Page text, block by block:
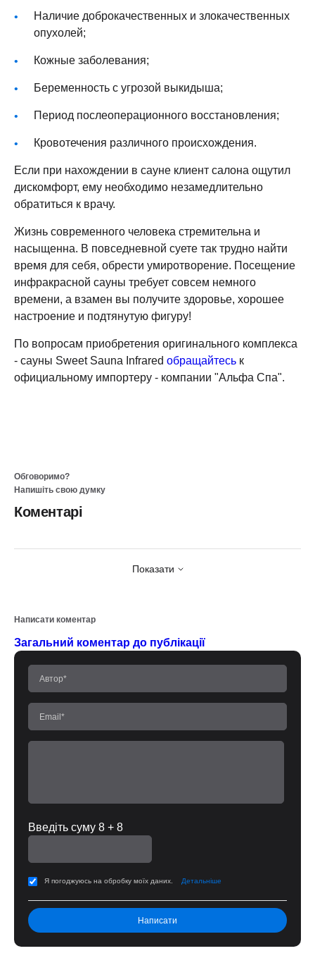
Наличие доброкачественных и злокачественных
опухолей;
Кожные заболевания;
Беременность с угрозой выкидыша;
Период послеоперационного восстановления;
Кровотечения различного происхождения.
Если при нахождении в сауне клиент салона ощутил
дискомфорт, ему необходимо незамедлительно
обратиться к врачу.
Жизнь современного человека стремительна и
насыщенна. В повседневной суете так трудно найти
время для себя, обрести умиротворение. Посещение
инфракрасной сауны требует совсем немного
времени, а взамен вы получите здоровье, хорошее
настроение и подтянутую фигуру!
По вопросам приобретения оригинального комплекса
- сауны Sweet Sauna Infrared обращайтесь к
официальному импортеру - компании "Альфа Спа".
Обговоримо?
Напишіть свою думку
Коментарі
Показати
Написати коментар
Загальний коментар до публікації
Введіть суму 8 + 8
Я погоджуюсь на обробку моїх даних. Детальніше